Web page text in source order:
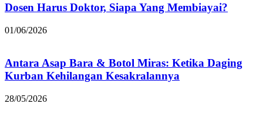
Dosen Harus Doktor, Siapa Yang Membiayai?
01/06/2026
Antara Asap Bara & Botol Miras: Ketika Daging
Kurban Kehilangan Kesakralannya
28/05/2026